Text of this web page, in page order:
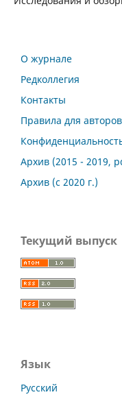
О журнале
Редколлегия
Контакты
Правила для авторов
Архив (2015 - 2019,
Архив (с 2020 г.)
Текущий выпуск
Язык
Русский